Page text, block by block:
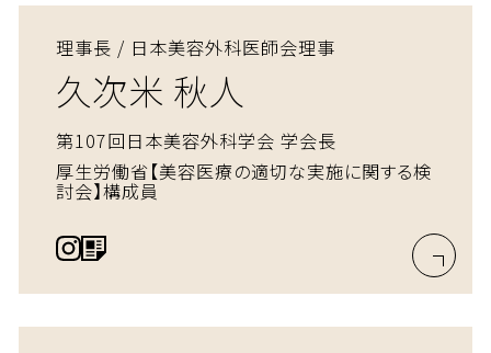
理事長 / 日本美容外科医師会理事
久次米 秋人
第107回日本美容外科学会 学会長
厚生労働省【美容医療の適切な実施に関する検
討会】構成員